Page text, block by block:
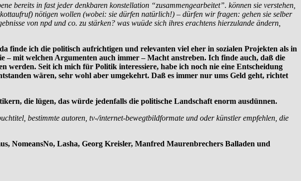
bereits in fast jeder denkbaren konstellation “zusammengearbeitet”. können sie verstehen,
nötigen wollen (wobei: sie dürfen natürlich!) – dürfen wir fragen: gehen sie selber
von npd und co. zu stärken? was wuüde sich ihres erachtens hierzulande ändern,
finde ich die politisch aufrichtigen und relevanten viel eher in sozialen Projekten als in
mit welchen Argumenten auch immer – Macht anstreben. Ich finde auch, daß die
Seit ich mich für Politik interessiere, habe ich noch nie eine Entscheidung
wären, sehr wohl aber umgekehrt. Daß es immer nur ums Geld geht, richtet
die lügen, das würde jedenfalls die politische Landschaft enorm ausdünnen.
bestimmte autoren, tv-/internet-bewegtbildformate und oder künstler empfehlen, die
NomeansNo, Lasha, Georg Kreisler, Manfred Maurenbrechers Balladen und